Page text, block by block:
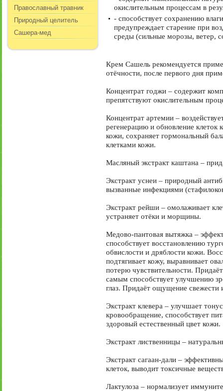
Православный травник
Природный целитель
Сашера-мед
окислительным процессам в
- способствует сохранению
предупреждает старение при
среды (сильные морозы, ветер,
Крем Сашель рекомендуется
отёчности, после первого дня
Концентрат годжи – содержит
препятствуют окислительным
Концентрат артемии –
регенерацию и обновление
кожи, сохраняет гормональный
клетками кожи.
Масляный экстракт каштана –
Экстракт уснеи – природный
вызванные инфекциями
Экстракт рейши – омолаживает
устраняет отёки и морщины.
Медово-пантовая вытяжка –
способствует восстановлению
обвислости и дряблости кожи.
подтягивает кожу, выравнивает
потерю чувствительности.
самым способствует улучшению
глаз. Придаёт ощущение свежести
Экстракт клевера – улучшает
кровообращение, способствует
здоровый естественный цвет кожи.
Экстракт лиственницы –
Экстракт сагаан-дали –
клеток, выводит токсичные
Лактулоза – нормализует